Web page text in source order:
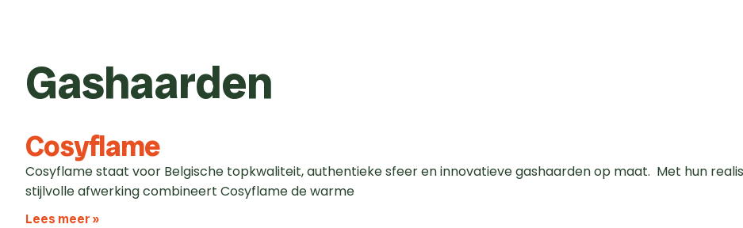
Gashaarden
Cosyflame
Cosyflame staat voor Belgische topkwaliteit, authentieke sfeer en innovatieve gashaarden op maat. Met hun
stijlvolle afwerking combineert Cosyflame de warme
Lees meer »